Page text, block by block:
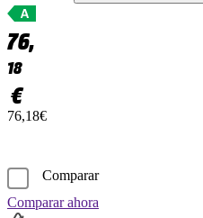
76,
18
€
76,18€
Comparar
Comparar ahora